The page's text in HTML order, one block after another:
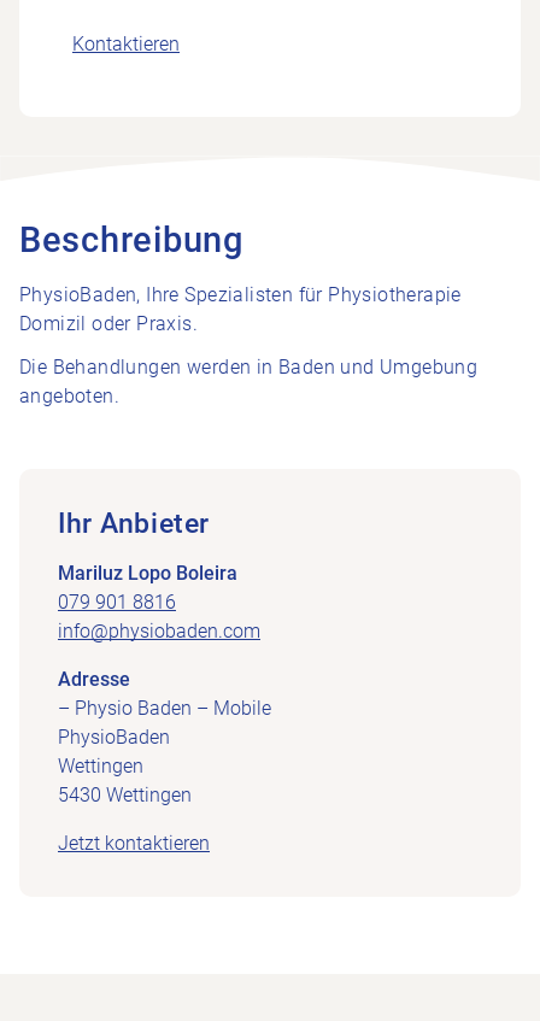
Kontaktieren
Beschreibung
PhysioBaden, Ihre Spezialisten für Physiotherapie
Domizil oder Praxis.
Die Behandlungen werden in Baden und Umgebung
angeboten.
Ihr Anbieter
Mariluz Lopo Boleira
079 901 8816
info@physiobaden.com
Adresse
– Physio Baden – Mobile
PhysioBaden
Wettingen
5430 Wettingen
Jetzt kontaktieren